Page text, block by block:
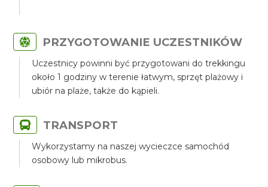
PRZYGOTOWANIE UCZESTNIKÓW
Uczestnicy powinni być przygotowani do trekkingu
około 1 godziny w terenie łatwym, sprzęt plażowy i
ubiór na plaże, także do kąpieli.
TRANSPORT
Wykorzystamy na naszej wycieczce samochód
osobowy lub mikrobus.